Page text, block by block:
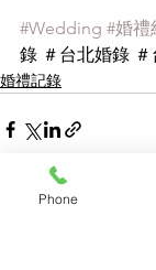
#Wedding #婚禮
錄 ＃台北婚錄 ＃
婚禮記錄
Phone